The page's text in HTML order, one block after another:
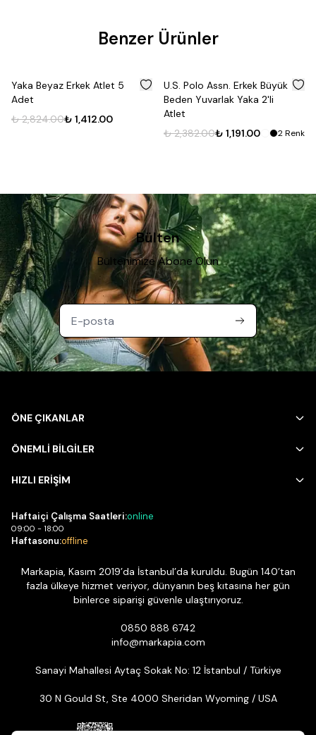
Benzer Ürünler
% 50
Yaka Beyaz Erkek Atlet 5
Adet
₺ 2,824.00₺ 1,412.00
%50
U.S. Polo Assn. Erkek Büyük
Beden Yuvarlak Yaka 2'li
Atlet
₺ 2,382.00₺ 1,191.00 2Renk
Bülten
Bültenimize Abone Olun
ÖNE ÇIKANLAR
ÖNEMLİ BİLGİLER
HIZLI ERİŞİM
Haftaiçi Çalışma Saatleri:online
09:00 - 18:00
Haftasonu:offline
Markapia, Kasım 2019’da İstanbul’da kuruldu. Bugün 140’tan
fazla ülkeye hizmet veriyor, dünyanın beş kıtasına her gün
binlerce siparişi güvenle ulaştırıyoruz.
0850 888 6742
info@markapia.com
Sanayi Mahallesi Aytaç Sokak No: 12 İstanbul / Türkiye
30 N Gould St, Ste 4000 Sheridan Wyoming / USA